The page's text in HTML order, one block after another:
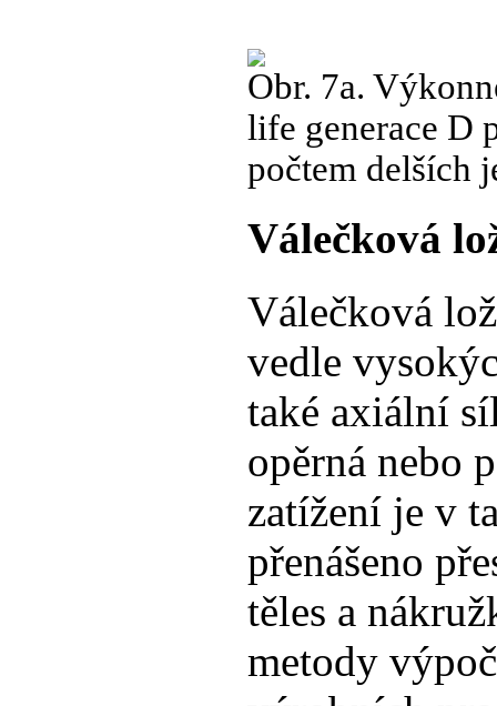
Obr. 7a.
life generace D
počtem delších
Válečková
Válečková
vedle
také axiální
opěrná nebo
zatížení je v
přenášeno
těles a
metody